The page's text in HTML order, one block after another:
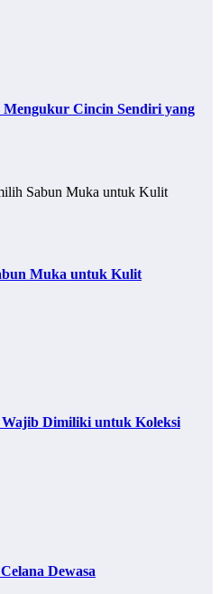
Cincin Sendiri yang
Muka untuk Kulit
Dimiliki untuk Koleksi
Dewasa